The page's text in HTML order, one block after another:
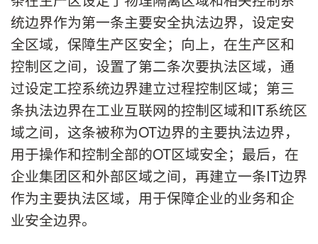
统边界作为第一条主要安全执法边界，设定安
全区域，保障生产区安全；向上，在生产区和
控制区之间，设置了第二条次要执法区域，通
过设定工控系统边界建立过程控制区域；第三
条执法边界在工业互联网的控制区域和IT系统区
域之间，这条被称为OT边界的主要执法边界，
用于操作和控制全部的OT区域安全；最后，在
企业集团区和外部区域之间，再建立一条IT边界
作为主要执法区域，用于保障企业的业务和企
业安全边界。